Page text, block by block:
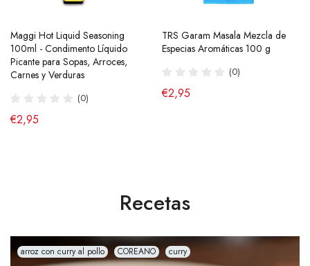
Maggi Hot Liquid Seasoning
100ml - Condimento Líquido
Picante para Sopas, Arroces,
Carnes y Verduras
(0)
€2,95
TRS Garam Masala Mezcla de
Especias Aromáticas 100 g
(0)
€2,95
Ramen Buldak Carbonara
Coreano (Halal) 130g SamYang
(40)
Salsa de Chili Crujiente 210g
Laoganma
(43)
€4,95
Recetas
arroz con curry al pollo COREANO curry